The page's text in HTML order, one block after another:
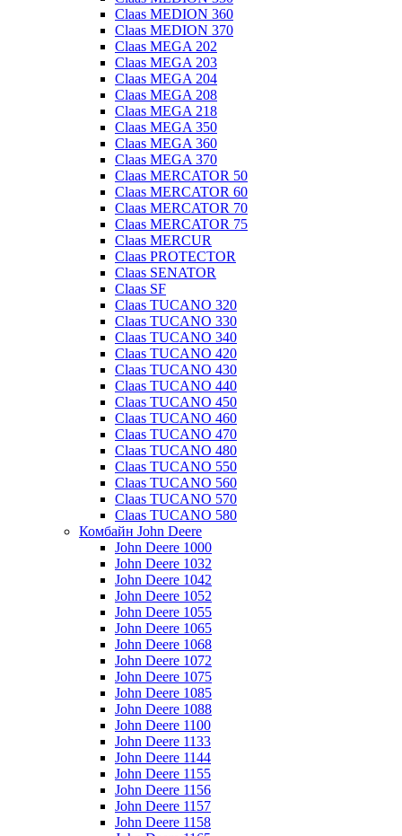
Claas MEDION 360
Claas MEDION 370
Claas MEGA 202
Claas MEGA 203
Claas MEGA 204
Claas MEGA 208
Claas MEGA 218
Claas MEGA 350
Claas MEGA 360
Claas MEGA 370
Claas MERCATOR 50
Claas MERCATOR 60
Claas MERCATOR 70
Claas MERCATOR 75
Claas MERCUR
Claas PROTECTOR
Claas SENATOR
Claas SF
Claas TUCANO 320
Claas TUCANO 330
Claas TUCANO 340
Claas TUCANO 420
Claas TUCANO 430
Claas TUCANO 440
Claas TUCANO 450
Claas TUCANO 460
Claas TUCANO 470
Claas TUCANO 480
Claas TUCANO 550
Claas TUCANO 560
Claas TUCANO 570
Claas TUCANO 580
Комбайн John Deere
John Deere 1000
John Deere 1032
John Deere 1042
John Deere 1052
John Deere 1055
John Deere 1065
John Deere 1068
John Deere 1072
John Deere 1075
John Deere 1085
John Deere 1088
John Deere 1100
John Deere 1133
John Deere 1144
John Deere 1155
John Deere 1156
John Deere 1157
John Deere 1158